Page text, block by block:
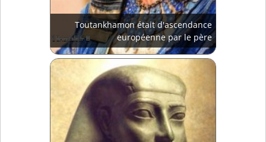
Toutankhamon était d'ascendance
européenne par le père